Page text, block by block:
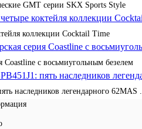
GMT серии SKX Sports Style
коллекции Cocktail Time
Coastline с восьмиугольным безелем
наследников легендарного 62MAS .